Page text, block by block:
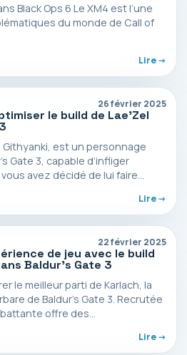
Black Ops 6 Le XM4 est l’une
du monde de Call of
Lire ->
26 février 2025
le build de Lae’Zel
Githyanki, est un personnage
Gate 3, capable d’infliger
avez décidé de lui faire
Lire ->
22 février 2025
de jeu avec le build
Baldur’s Gate 3
le meilleur parti de Karlach, la
de Baldur’s Gate 3. Recrutée
offre des…
Lire ->